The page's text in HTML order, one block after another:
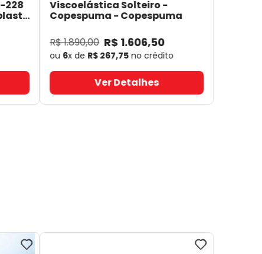
228 Viscoelástica Solteiro -
Copespuma- Copespuma
R$1.890,00 R$ 1.606,50
ou 6x de R$ 267,75 no crédito
Ver Detalhes